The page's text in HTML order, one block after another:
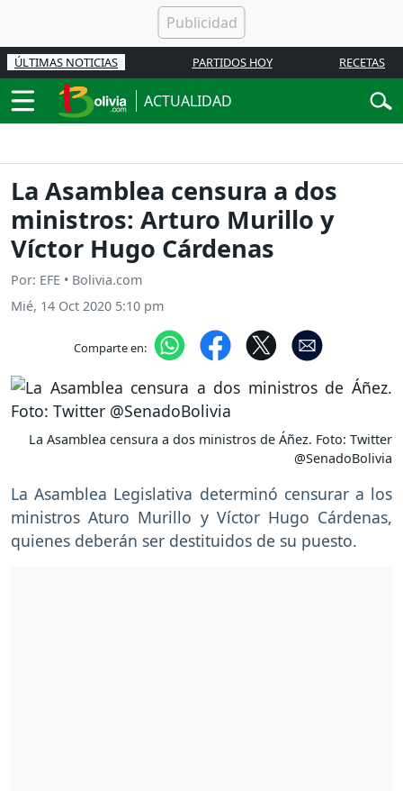
ÚLTIMAS NOTICIAS PARTIDOS HOY RECETAS
ACTUALIDAD
La Asamblea censura a dos
ministros: Arturo Murillo y
Víctor Hugo Cárdenas
Por: EFE • Bolivia.com
Mié, 14 Oct 2020 5:10 pm
Comparte en:
La Asamblea censura a dos ministros de Áñez. Foto: Twitter
@SenadoBolivia
La Asamblea Legislativa determinó censurar a los
ministros Aturo Murillo y Víctor Hugo Cárdenas,
quienes deberán ser destituidos de su puesto.